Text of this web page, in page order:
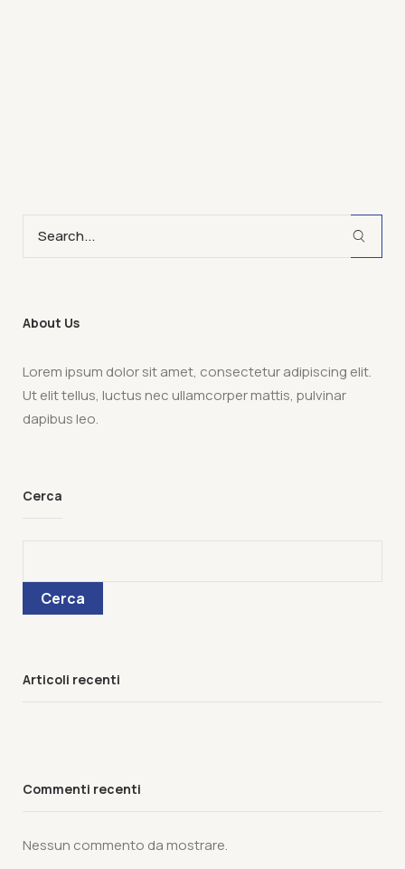
About Us
Lorem ipsum dolor sit amet, consectetur adipiscing elit.
Ut elit tellus, luctus nec ullamcorper mattis, pulvinar
dapibus leo.
Cerca
Cerca
Articoli recenti
Commenti recenti
Nessun commento da mostrare.